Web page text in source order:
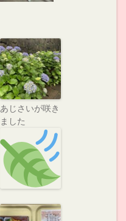
あじさいが咲き
ました